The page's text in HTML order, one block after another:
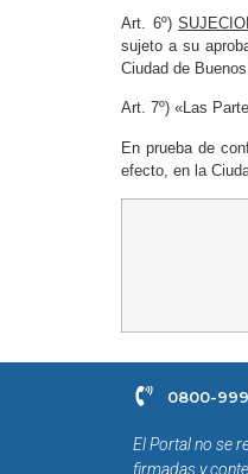
Art. 6º)
sujeto a su
Ciudad de Buenos
Art. 7º) «Las
En prueba de
efecto, en la
0800-
El Portal no se
firmadas y